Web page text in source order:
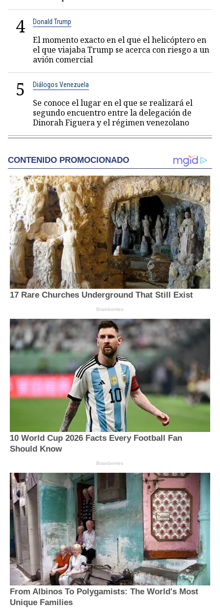
4 Donald Trump
El momento exacto en el que el helicóptero en
el que viajaba Trump se acerca con riesgo a un
avión comercial
5 Diálogos Venezuela
Se conoce el lugar en el que se realizará el
segundo encuentro entre la delegación de
Dinorah Figuera y el régimen venezolano